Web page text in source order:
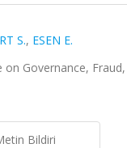
S., ESEN E.
Governance,
Bildiri